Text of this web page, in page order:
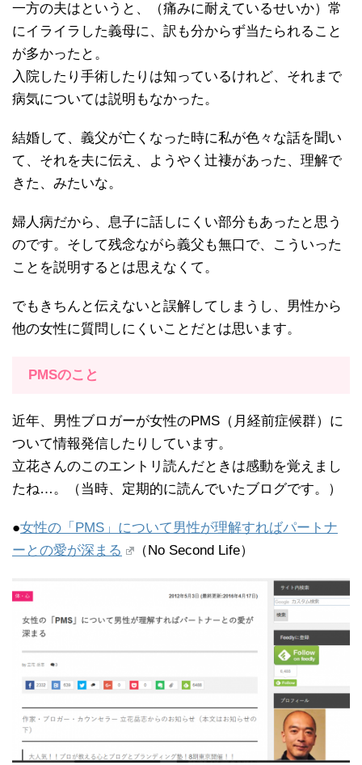
一方の夫はというと、（痛みに耐えているせいか）常
にイライラした義母に、訳も分からず当たられること
が多かったと。
入院したり手術したりは知っているけれど、それまで
病気については説明もなかった。
結婚して、義父が亡くなった時に私が色々な話を聞い
て、それを夫に伝え、ようやく辻褄があった、理解で
きた、みたいな。
婦人病だから、息子に話しにくい部分もあったと思う
のです。そして残念ながら義父も無口で、こういった
ことを説明するとは思えなくて。
でもきちんと伝えないと誤解してしまうし、男性から
他の女性に質問しにくいことだとは思います。
PMSのこと
近年、男性ブロガーが女性のPMS（月経前症候群）に
ついて情報発信したりしています。
立花さんのこのエントリ読んだときは感動を覚えまし
たね…。（当時、定期的に読んでいたブログです。）
●女性の「PMS」について男性が理解すればパートナ
ーとの愛が深まる
（No Second Life）